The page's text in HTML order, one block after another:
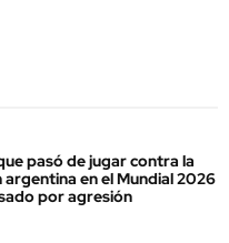
pasó de jugar contra la
argentina en el Mundial 2026
por agresión